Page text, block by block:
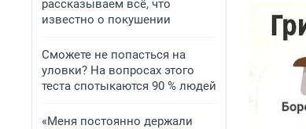
рассказываем всё, что
известно о покушении
Сможете не попасться на
уловки? На вопросах этого
теста спотыкаются 90 % людей
«Меня постоянно держали